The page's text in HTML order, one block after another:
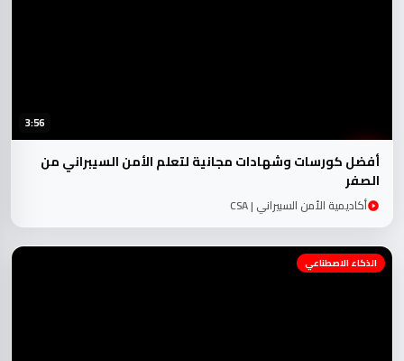
3:56
أفضل كورسات وشهادات مجانية لتعلم الأمن السيبراني من
الصفر
أكاديمية الأمن السبيراني | CSA
الذكاء الاصطناعي